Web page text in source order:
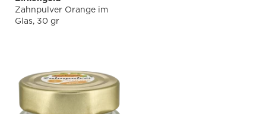
Zahnpulver Orange im
Glas, 30 gr